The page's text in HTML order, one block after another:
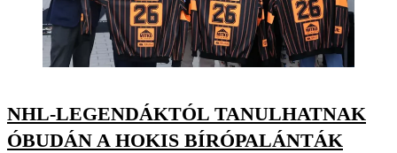
NHL-LEGENDÁKTÓL TANULHATNAK
ÓBUDÁN A HOKIS BÍRÓPALÁNTÁK